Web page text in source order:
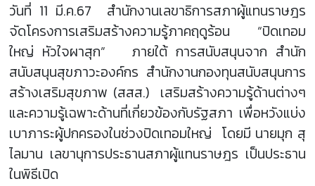
วันที่ 11 มี.ค.67 สำนักงานเลขาธิการสภาผู้แทนราษฎร
จัดโครงการเสริมสร้างความรู้ภาคฤดูร้อน “ปิดเทอม
ใหญ่ หัวใจผาสุก” ภายใต้ การสนับสนุนจาก สำนัก
สนับสนุนสุขภาวะองค์กร สำนักงานกองทุนสนับสนุนการ
สร้างเสริมสุขภาพ (สสส.) เสริมสร้างความรู้ด้านต่างๆ
และความรู้เฉพาะด้านที่เกี่ยวข้องกับรัฐสภา เพื่อหวังแบ่ง
เบาภาระผู้ปกครองในช่วงปิดเทอมใหญ่ โดยมี นายมุก สุ
ไลมาน เลขานุการประธานสภาผู้แทนราษฎร เป็นประธาน
ในพิธีเปิด